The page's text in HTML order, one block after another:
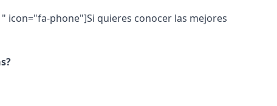
icon="fa-phone"]Si quieres conocer las mejores